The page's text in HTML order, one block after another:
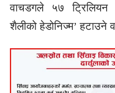
वाचडगले ५७ ट्रिलियन
शैलीको हेडोनिज्म’ हटाउने